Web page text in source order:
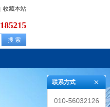
| 收藏本站
联系方式
010-56032126